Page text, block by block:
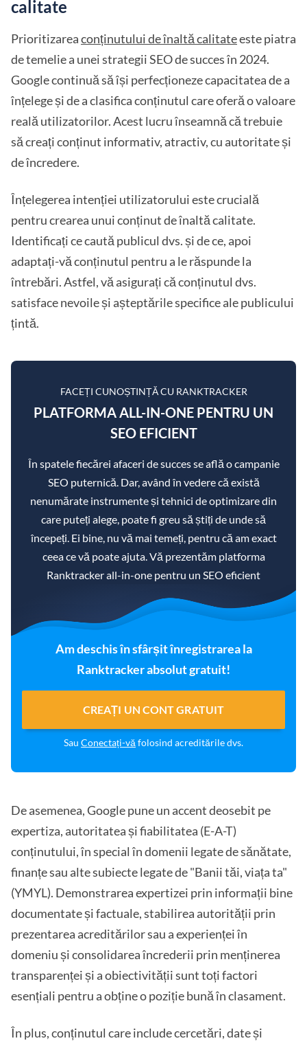
calitate
Prioritizareaconținutului de înaltă calitateeste piatra
de temelie a unei strategii SEO de succes în 2024.
Google continuă să își perfecționeze capacitatea de a
înțelege și de a clasifica conținutul care oferă o valoare
reală utilizatorilor. Acest lucru înseamnă că trebuie
să creați conținut informativ, atractiv, cu autoritate și
de încredere.
Înțelegerea intenției utilizatorului este crucială
pentru crearea unui conținut de înaltă calitate.
Identificați ce caută publicul dvs. și de ce, apoi
adaptați-vă conținutul pentru a le răspunde la
întrebări. Astfel, vă asigurați că conținutul dvs.
satisface nevoile și așteptările specifice ale publicului
țintă.
FACEȚI CUNOȘTINȚĂ CU RANKTRACKER
PLATFORMA ALL-IN-ONE PENTRU UN
SEO EFICIENT
În spatele fiecărei afaceri de succes se află o campanie
SEO puternică. Dar, având în vedere că există
nenumărate instrumente și tehnici de optimizare din
care puteți alege, poate fi greu să știți de unde să
începeți. Ei bine, nu vă mai temeți, pentru că am exact
ceea ce vă poate ajuta. Vă prezentăm platforma
Ranktracker all-in-one pentru un SEO eficient
Am deschis în sfârșit înregistrarea la
Ranktracker absolut gratuit!
CREAȚI UN CONT GRATUIT
Sau Conectați-vă folosind acreditările dvs.
De asemenea, Google pune un accent deosebit pe
expertiza, autoritatea și fiabilitatea (E-A-T)
conținutului, în special în domenii legate de sănătate,
finanțe sau alte subiecte legate de "Banii tăi, viața ta"
(YMYL). Demonstrarea expertizei prin informații bine
documentate și factuale, stabilirea autorității prin
prezentarea acreditărilor sau a experienței în
domeniu și consolidarea încrederii prin menținerea
transparenței și a obiectivității sunt toți factori
esențiali pentru a obține o poziție bună în clasament.
În plus, conținutul care include cercetări, date și